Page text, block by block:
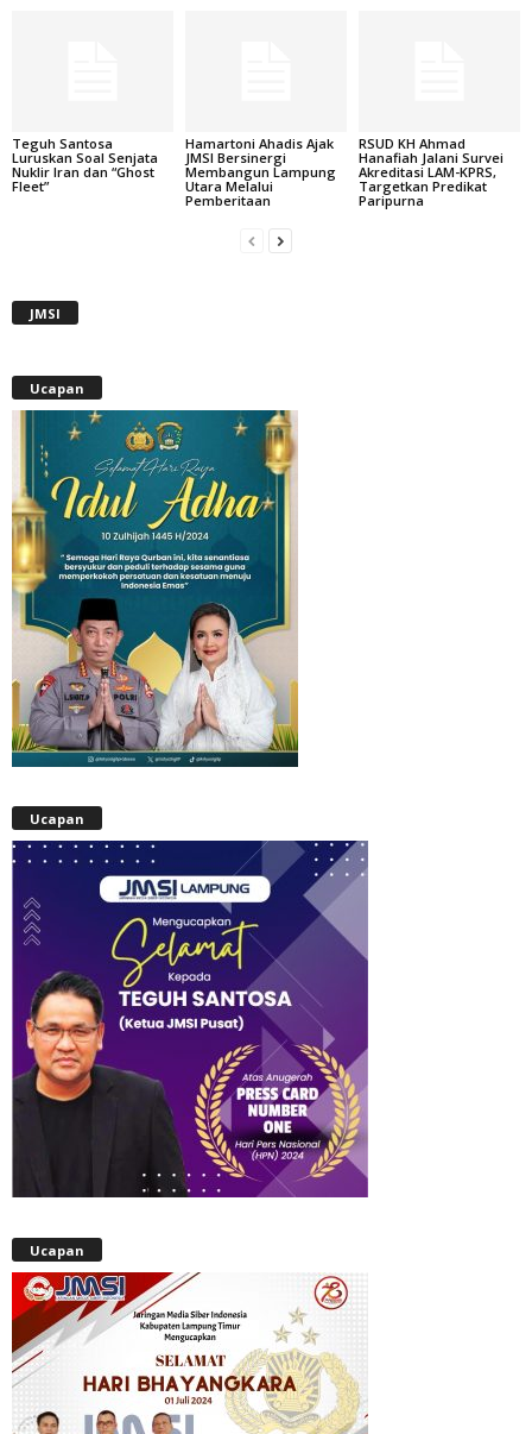
Teguh Santosa
Luruskan Soal Senjata
Nuklir Iran dan “Ghost
Fleet”
Hamartoni Ahadis Ajak
JMSI Bersinergi
Membangun Lampung
Utara Melalui
Pemberitaan
RSUD KH Ahmad
Hanafiah Jalani Survei
Akreditasi LAM-KPRS,
Targetkan Predikat
Paripurna
JMSI
Ucapan
Ucapan
Ucapan